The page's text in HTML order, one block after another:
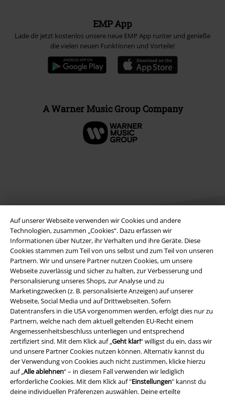
Auf unserer Webseite verwenden wir Cookies und andere
Technologien, zusammen „Cookies“. Dazu erfassen wir
Informationen über Nutzer, ihr Verhalten und ihre Geräte. Diese
Cookies stammen zum Teil von uns selbst und zum Teil von unseren
Partnern. Wir und unsere Partner nutzen Cookies, um unsere
Webseite zuverlässig und sicher zu halten, zur Verbesserung und
Personalisierung unseres Shops, zur Analyse und zu
Marketingzwecken (z. B. personalisierte Anzeigen) auf unserer
Webseite, Social Media und auf Drittwebseiten. Sofern
Datentransfers in die USA vorgenommen werden, erfolgt dies nur zu
Partnern, welche nach dem aktuell geltenden EU-Recht einem
Angemessenheitsbeschluss unterliegen und entsprechend
zertifiziert sind. Mit dem Klick auf „Geht klar!“ willigst du ein, dass wir
und unsere Partner Cookies nutzen können. Alternativ kannst du
der Verwendung von Cookies auch nicht zustimmen, klicke hierzu
auf „Alle ablehnen“ – in diesem Fall verwenden wir lediglich
erforderliche Cookies. Mit dem Klick auf "Einstellungen" kannst du
deine individuellen Präferenzen auswählen. Deine erteilte
EMP App
Lade dir jetzt kostenlos unsere neue EMP App runter und genieße
die vielen neuen Funktionen und Vorteile!
A Warner Music Group Company
Rechtliches
AGB
Impressum
Datenschutz
Entsorgung und Umweltschutz
Konformitätserklärung
Information zur Barrierefreiheit